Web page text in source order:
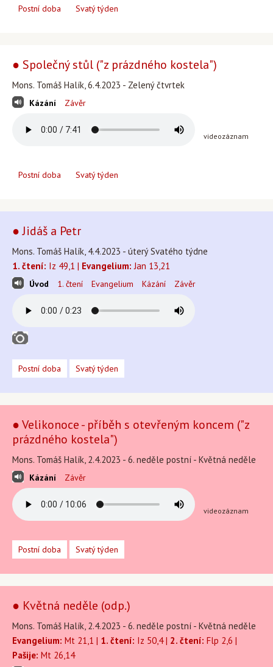
Postní doba Svatý týden
● Společný stůl ("z prázdného kostela")
Mons. Tomáš Halík, 6.4.2023 - Zelený čtvrtek
Kázání Závěr
videozáznam
Postní doba Svatý týden
● Jidáš a Petr
Mons. Tomáš Halík, 4.4.2023 - úterý Svatého týdne
1. čtení: Iz 49,1 | Evangelium: Jan 13,21
Úvod 1. čtení Evangelium Kázání Závěr
Postní doba Svatý týden
● Velikonoce - příběh s otevřeným koncem ("z
prázdného kostela")
Mons. Tomáš Halík, 2.4.2023 - 6. neděle postní - Květná neděle
Kázání Závěr
videozáznam
Postní doba Svatý týden
● Květná neděle (odp.)
Mons. Tomáš Halík, 2.4.2023 - 6. neděle postní - Květná neděle
Evangelium: Mt 21,1 | 1. čtení: Iz 50,4 | 2. čtení: Flp 2,6 |
Pašije: Mt 26,14